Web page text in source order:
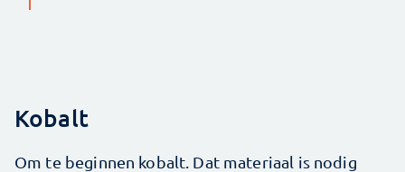
Kobalt
Om te beginnen kobalt. Dat materiaal is nodig